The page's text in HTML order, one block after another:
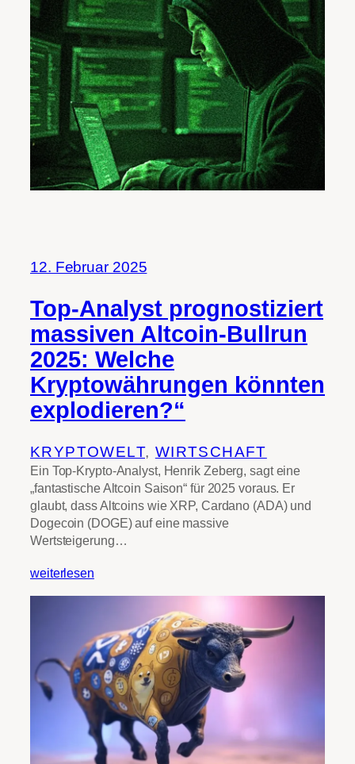
12. Februar 2025
Top-Analyst prognostiziert
massiven Altcoin-Bullrun
2025: Welche
Kryptowährungen könnten
explodieren?“
KRYPTOWELT, WIRTSCHAFT
Ein Top-Krypto-Analyst, Henrik Zeberg, sagt eine
„fantastische Altcoin Saison“ für 2025 voraus. Er
glaubt, dass Altcoins wie XRP, Cardano (ADA) und
Dogecoin (DOGE) auf eine massive
Wertsteigerung…
weiterlesen